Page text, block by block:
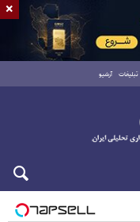
تبلیغات آرشیو
×